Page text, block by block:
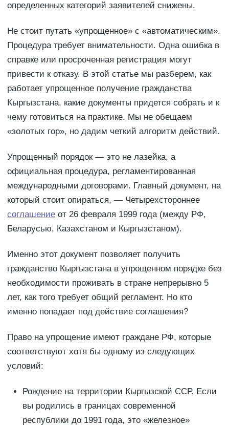
определенных категорий заявителей снижены.
Не стоит путать «упрощенное» с «автоматическим».
Процедура требует внимательности. Одна ошибка в
справке или просроченная регистрация могут
привести к отказу. В этой статье мы разберем, как
работает упрощенное получение гражданства
Кыргызстана, какие документы придется собрать и к
чему готовиться на практике. Мы не обещаем
«золотых гор», но дадим четкий алгоритм действий.
Упрощенный порядок — это не лазейка, а
официальная процедура, регламентированная
международными договорами. Главный документ, на
который стоит опираться, — Четырехстороннее
соглашение от 26 февраля 1999 года (между РФ,
Беларусью, Казахстаном и Кыргызстаном).
Именно этот документ позволяет получить
гражданство Кыргызстана в упрощенном порядке без
необходимости проживать в стране непрерывно 5
лет, как того требует общий регламент. Но кто
именно попадает под действие соглашения?
Право на упрощение имеют граждане РФ, которые
соответствуют хотя бы одному из следующих
условий:
Рождение на территории Кыргызской ССР. Если
вы родились в границах современной
республики до 1991 года, это «железное»